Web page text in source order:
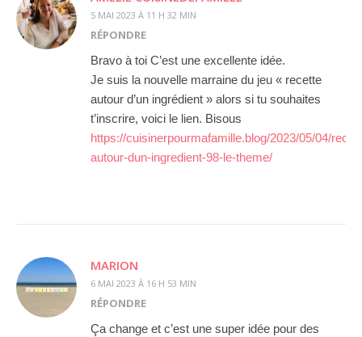
5 MAI 2023 À 11 H 32 MIN
RÉPONDRE
Bravo à toi C’est une excellente idée.
Je suis la nouvelle marraine du jeu « recette
autour d’un ingrédient » alors si tu souhaites
t’inscrire, voici le lien. Bisous
https://cuisinerpourmafamille.blog/2023/05/04/
autour-dun-ingredient-98-le-theme/
MARION
6 MAI 2023 À 16 H 53 MIN
RÉPONDRE
Ça change et c’est une super idée pour des